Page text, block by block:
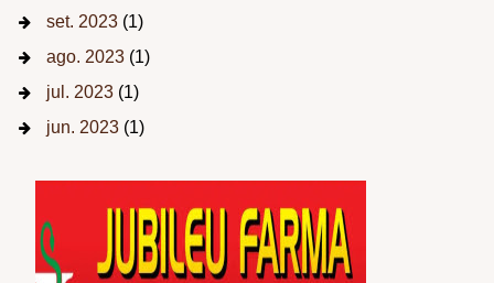
set. 2023 (1)
ago. 2023 (1)
jul. 2023 (1)
jun. 2023 (1)